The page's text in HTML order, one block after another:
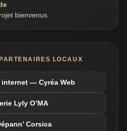
bienvenus
LOCAUX
— Cyréa Web
Lyly O’MA
Corsica